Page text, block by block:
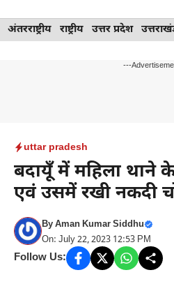
Skip
to
अंतरराष्ट्रीय राष्ट्रीय उत्तर प्रदेश
---
uttar pradesh
बदायूँ में महिला थाने
एवं उसमें रखी नकदी
ByAman Kumar Siddhu
On: July 22, 2023 12:53 PM
Follow Us: